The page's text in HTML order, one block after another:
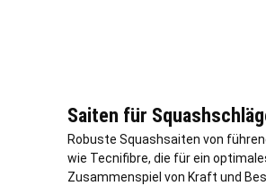
Saiten für
Robuste Squashsaiten von
wie Tecnifibre, die für ein
Zusammenspiel von Kraft und